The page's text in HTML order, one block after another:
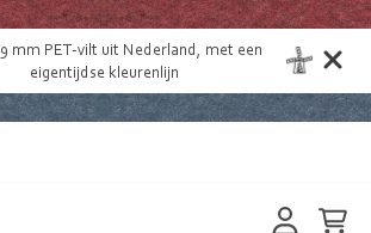
9 mm PET-vilt uit Nederland , met een
eigentijdse kleurenlijn